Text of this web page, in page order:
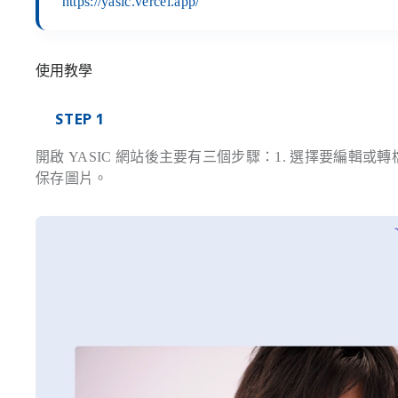
使用教學
STEP 1
開啟 YASIC 網站後主要有三個步驟：1. 選擇要編輯或
保存圖片。